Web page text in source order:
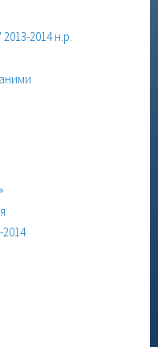
2014 н.р.
2014